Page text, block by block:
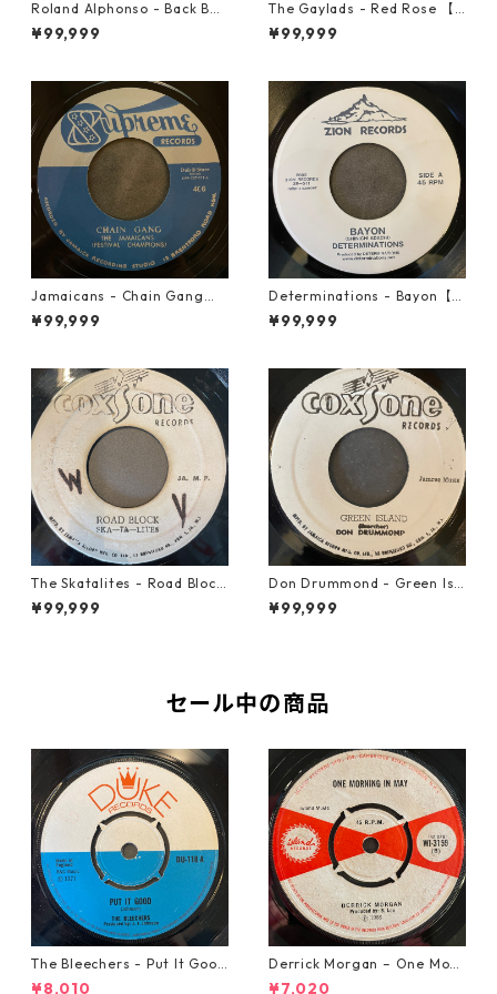
Roland Alphonso - Back Bea
t【7-21909】
¥99,999
The Gaylads - Red Rose 【7
-21853】
¥99,999
Jamaicans - Chain Gang【7
-21911】
¥99,999
Determinations - Bayon【7-
21865】
¥99,999
The Skatalites - Road Block
【7-21996】
¥99,999
Don Drummond - Green Isl
and【7-22018】
¥99,999
セール中の商品
The Bleechers - Put It Good
【7-21637】
¥8,010
Derrick Morgan – One Morn
ing In May【7-21653】
¥7,020